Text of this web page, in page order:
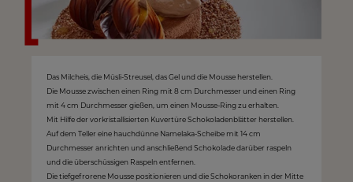
Das Milcheis, die Müsli-Streusel, das Gel und die Mousse herstellen.
Die Mousse zwischen einen Ring mit 8 cm Durchmesser und einen Ring
mit 4 cm Durchmesser gießen, um einen Mousse-Ring zu erhalten.
Mit Hilfe der vorkristallisierten Kuvertüre Schokoladenblätter herstellen.
Auf dem Teller eine hauchdünne Namelaka-Scheibe mit 14 cm
Durchmesser anrichten und anschließend Schokolade darüber raspeln
und die überschüssigen Raspeln entfernen.
Die tiefgefrorene Mousse positionieren und die Schokoranken in der Mitte